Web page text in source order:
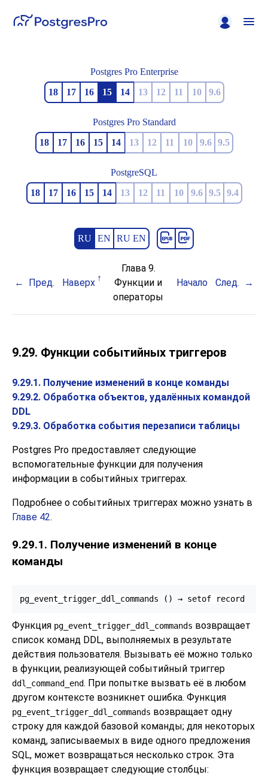
Postgres Pro Enterprise
18
17 16 15 14 13 12 11 10 9.6
Postgres Pro Standard
18
17 16 15 14 13 12 11 10 9.6 9.5
PostgreSQL
18
17 16 15 14 13 12 11 10 9.6 9.5 9.4
RU EN RU EN
Пред. Наверх
Глава 9.
Функции и
операторы
Начало След.
9.29. Функции событийных триггеров
9.29.1. Получение изменений в конце команды
9.29.2. Обработка объектов, удалённых командой
DDL
9.29.3. Обработка события перезаписи таблицы
Postgres Pro предоставляет следующие
вспомогательные функции для получения
информации в событийных триггерах.
Подробнее о событийных триггерах можно узнать в
Главе 42.
9.29.1. Получение изменений в конце
команды
pg_event_trigger_ddl_commands () → setof record
Функция pg_event_trigger_ddl_commands возвращает
список команд DDL, выполняемых в результате
действия пользователя. Вызывать её можно только
в функции, реализующей событийный триггер
ddl_command_end. При попытке вызвать её в любом
другом контексте возникнет ошибка. Функция
pg_event_trigger_ddl_commands возвращает одну
строку для каждой базовой команды; для некоторых
команд, записываемых в виде одного предложения
SQL, может возвращаться несколько строк. Эта
функция возвращает следующие столбцы: